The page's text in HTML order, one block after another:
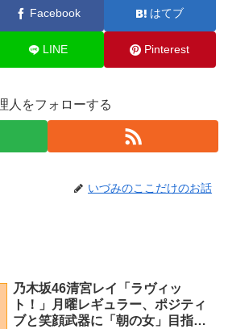
Facebook はてブ
LINE Pinterest
人をフォローする
いづみのここだけのお話
乃木坂46清宮レイ「ラヴィッ
ト！」月曜レギュラー、ポジティ
ブと笑顔武器に「朝の女」目指す